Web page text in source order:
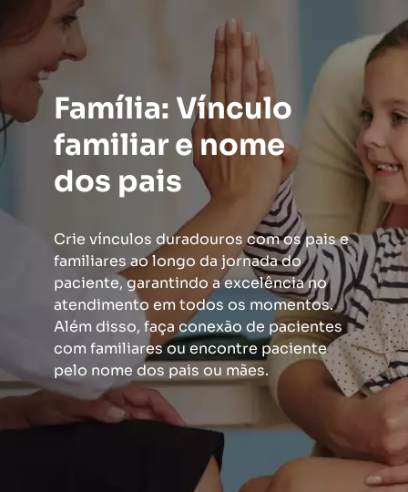
Família: Vínculo
familiar e nome
dos pais
Crie vínculos duradouros com os pais e
familiares ao longo da jornada do
paciente, garantindo a excelência no
atendimento em todos os momentos.
Além disso, faça conexão de pacientes
com familiares ou encontre paciente
pelo nome dos pais ou mães.